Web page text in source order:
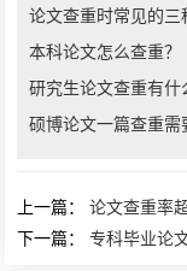
论文查重时常见的三
本科论文怎么查重？
研究生论文查重有什
硕博论文一篇查重需
上一篇：论文查重率
下一篇：专科毕业论